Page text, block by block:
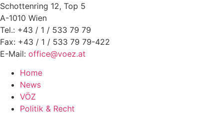
Schottenring 12, Top 5
A-1010 Wien
Tel.: +43 / 1 / 533 79 79
Fax: +43 / 1 / 533 79 79-422
E-Mail: office@voez.at
Home
News
VÖZ
Politik & Recht